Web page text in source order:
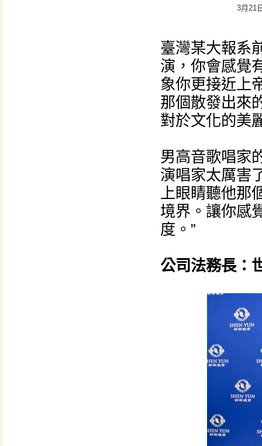
3月21
臺灣某大報系
演，你會感覺
象你更接近上
那個散發出來
對於文化的美
男高音歌唱家
演唱家太厲害
上眼睛聽他那
境界。讓你感
度。”
公司法務長：